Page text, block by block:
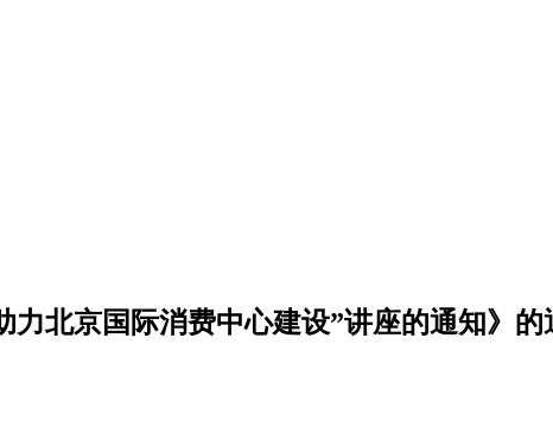
北京国际消费中心建设”讲座的通知》的